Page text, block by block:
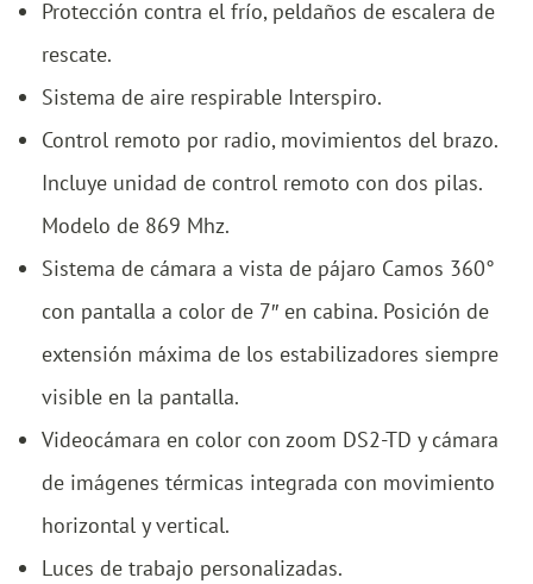
Protección contra el frío, peldaños de escalera de
rescate.
Sistema de aire respirable Interspiro.
Control remoto por radio, movimientos del brazo.
Incluye unidad de control remoto con dos pilas.
Modelo de 869 Mhz.
Sistema de cámara a vista de pájaro Camos 360°
con pantalla a color de 7″ en cabina. Posición de
extensión máxima de los estabilizadores siempre
visible en la pantalla.
Videocámara en color con zoom DS2-TD y cámara
de imágenes térmicas integrada con movimiento
horizontal y vertical.
Luces de trabajo personalizadas.